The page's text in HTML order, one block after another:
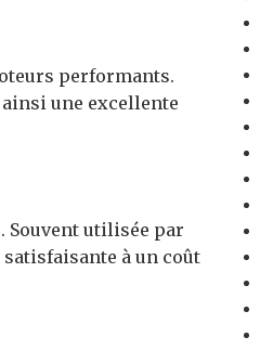
performants.
une excellente
Souvent utilisée par
à un coût